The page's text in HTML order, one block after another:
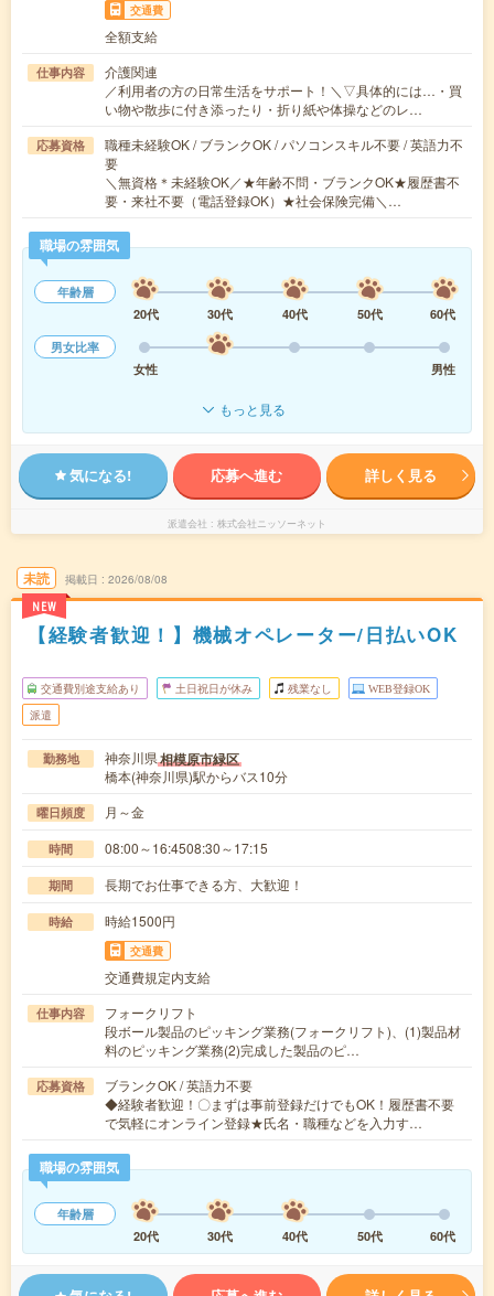
交通費
全額支給
仕事内容
介護関連
／利用者の方の日常生活をサポート！＼▽具体的には…・買
い物や散歩に付き添ったり・折り紙や体操などのレ…
応募資格
職種未経験OK / ブランクOK / パソコンスキル不要 / 英語力不
要
＼無資格＊未経験OK／★年齢不問・ブランクOK★履歴書不
要・来社不要（電話登録OK）★社会保険完備＼…
職場の雰囲気
年齢層
20代
30代 40代 50代
60代
男女比率
女性
男性
もっと見る
気になる! 応募へ進む 詳しく見る
派遣会社 株式会社ニッソーネット
未読
NEW
掲載日 2026/08/08
【経験者歓迎！】機械オペレーター/日払いOK
交通費別途支給あり 土日祝日が休み 残業なし WEB登録OK
派遣
勤務地 神奈川県相模原市緑区
橋本(神奈川県)駅からバス10分
曜日頻度 月～金
時間 08:00～16:4508:30～17:15
期間 長期でお仕事できる方、大歓迎！
時給 時給1500円
交通費
交通費規定内支給
仕事内容
フォークリフト
段ボール製品のピッキング業務(フォークリフト)、(1)製品材
料のピッキング業務(2)完成した製品のピ…
応募資格
ブランクOK / 英語力不要
◆経験者歓迎！〇まずは事前登録だけでもOK！履歴書不要
で気軽にオンライン登録★氏名・職種などを入力す…
職場の雰囲気
年齢層
20代
30代 40代 50代 60代